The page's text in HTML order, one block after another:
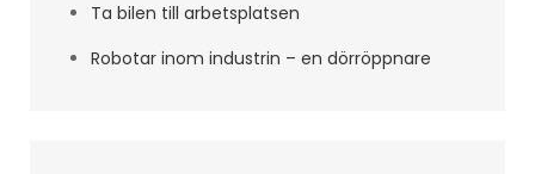
Ta bilen till arbetsplatsen
Robotar inom industrin – en dörröppnare